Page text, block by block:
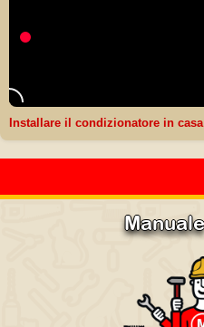
Installare il condizionatore in